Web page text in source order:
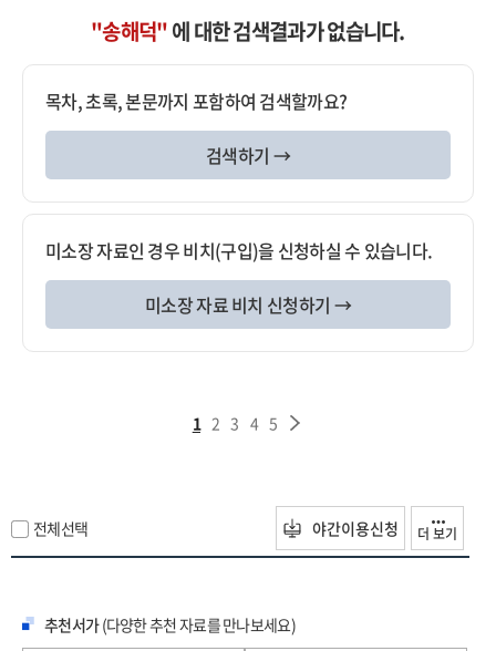
"송해덕"에 대한 검색결과가 없습니다.
목차, 초록, 본문까지 포함하여 검색할까요?
검색하기 →
미소장 자료인 경우 비치(구입)을 신청하실 수 있습니다.
미소장 자료 비치 신청하기 →
1 2 3 4 5
전체선택 야간이용신청 더 보기
추천서가(다양한 추천 자료를 만나보세요)